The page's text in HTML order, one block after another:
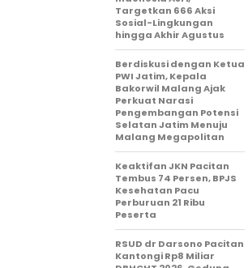
Targetkan 666 Aksi
Sosial-Lingkungan
hingga Akhir Agustus
Berdiskusi dengan Ketua
PWI Jatim, Kepala
Bakorwil Malang Ajak
Perkuat Narasi
Pengembangan Potensi
Selatan Jatim Menuju
Malang Megapolitan
Keaktifan JKN Pacitan
Tembus 74 Persen, BPJS
Kesehatan Pacu
Perburuan 21 Ribu
Peserta
RSUD dr Darsono Pacitan
Kantongi Rp8 Miliar